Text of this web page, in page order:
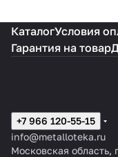
КаталогУсловия
Гарантия на товар
+7 966 120-55-15
info@metalloteka.ru
Московская